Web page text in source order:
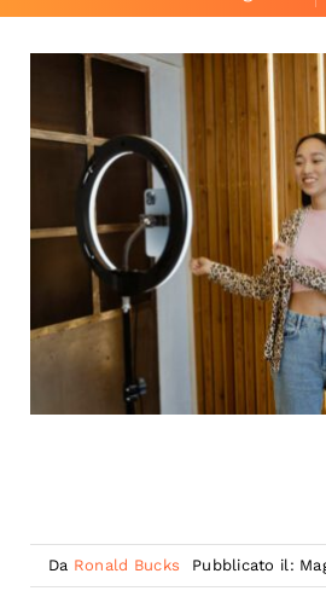
Da Ronald Bucks Pubblicato il: